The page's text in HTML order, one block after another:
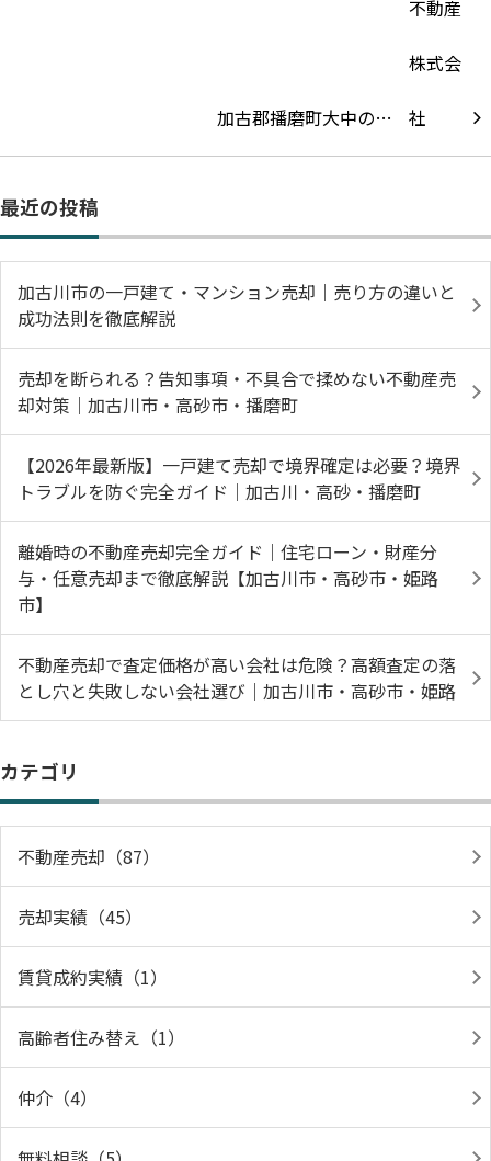
加古郡播磨町大中の…
最近の投稿
加古川市の一戸建て・マンション売却｜売り方の違いと
成功法則を徹底解説
売却を断られる？告知事項・不具合で揉めない不動産売
却対策｜加古川市・高砂市・播磨町
【2026年最新版】一戸建て売却で境界確定は必要？境界
トラブルを防ぐ完全ガイド｜加古川・高砂・播磨町
離婚時の不動産売却完全ガイド｜住宅ローン・財産分
与・任意売却まで徹底解説【加古川市・高砂市・姫路
市】
不動産売却で査定価格が高い会社は危険？高額査定の落
とし穴と失敗しない会社選び｜加古川市・高砂市・姫路
カテゴリ
不動産売却（87）
売却実績（45）
賃貸成約実績（1）
高齢者住み替え（1）
仲介（4）